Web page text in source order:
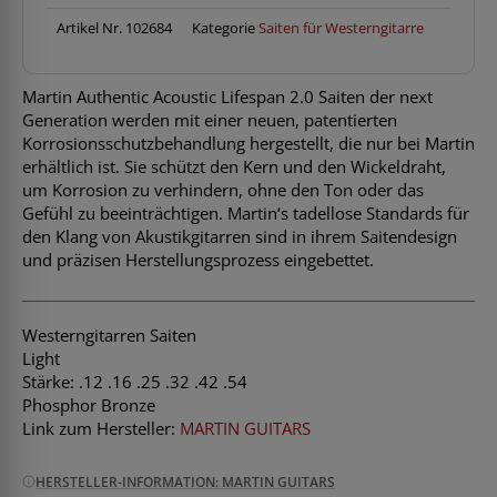
Phosp.
Artikel Nr. 102684 Kategorie Saiten für Westerngitarre
Martin Authentic Acoustic Lifespan 2.0 Saiten der next
Generation werden mit einer neuen, patentierten
Korrosionsschutzbehandlung hergestellt, die nur bei Martin
erhältlich ist. Sie schützt den Kern und den Wickeldraht,
um Korrosion zu verhindern, ohne den Ton oder das
Gefühl zu beeinträchtigen. Martin‘s tadellose Standards für
den Klang von Akustikgitarren sind in ihrem Saitendesign
und präzisen Herstellungsprozess eingebettet.
Westerngitarren Saiten
Light
Stärke: .12 .16 .25 .32 .42 .54
Phosphor Bronze
Link zum Hersteller: MARTIN GUITARS
HERSTELLER-INFORMATION: MARTIN GUITARS